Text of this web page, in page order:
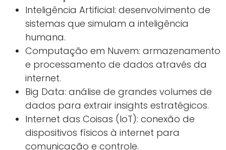
Inteligência Artificial: desenvolvimento de
sistemas que simulam a inteligência
humana.
Computação em Nuvem: armazenamento
e processamento de dados através da
internet.
Big Data: análise de grandes volumes de
dados para extrair insights estratégicos.
Internet das Coisas (IoT): conexão de
dispositivos físicos à internet para
comunicação e controle.